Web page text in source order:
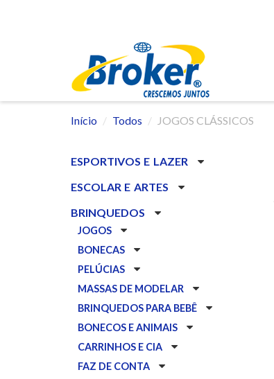
Início Todos JOGOS CLÁSSICOS
ESPORTIVOS E LAZER
ESCOLAR E ARTES
BRINQUEDOS
JOGOS
BONECAS
PELÚCIAS
MASSAS DE MODELAR
BRINQUEDOS PARA BEBÊ
BONECOS E ANIMAIS
CARRINHOS E CIA
FAZ DE CONTA